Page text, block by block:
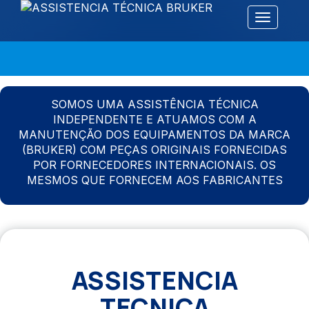
Alternar
SOMOS UMA ASSISTÊNCIA TÉCNICA
INDEPENDENTE E ATUAMOS COM A
MANUTENÇÃO DOS EQUIPAMENTOS DA MARCA
(BRUKER) COM PEÇAS ORIGINAIS FORNECIDAS
POR FORNECEDORES INTERNACIONAIS. OS
MESMOS QUE FORNECEM AOS FABRICANTES
ASSISTENCIA